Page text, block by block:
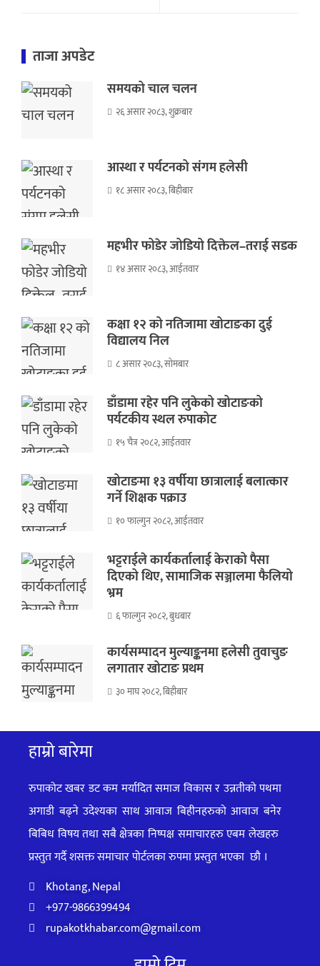
ताजा अपडेट
समयको चाल चलन
२६ असार २०८३, शुक्रबार
आस्था र पर्यटनको संगम हलेसी
१८ असार २०८३, बिहीबार
महभीर फोडेर जोडियो दिक्तेल–तराई सडक
१४ असार २०८३, आईतवार
कक्षा १२ को नतिजामा खोटाङका दुई
विद्यालय निल
८ असार २०८३, सोमबार
डाँडामा रहेर पनि लुकेको खोटाङको
पर्यटकीय स्थल रुपाकोट
१५ चैत्र २०८२, आईतवार
खोटाङमा १३ वर्षीया छात्रालाई बलात्कार
गर्ने शिक्षक पक्राउ
१० फाल्गुन २०८२, आईतवार
भट्टराईले कार्यकर्तालाई केराको पैसा
दिएको थिए, सामाजिक सञ्जालमा फैलियो
भ्रम
६ फाल्गुन २०८२, बुधबार
कार्यसम्पादन मुल्याङ्कनमा हलेसी तुवाचुङ
लगातार खोटाङ प्रथम
३० माघ २०८२, बिहीबार
हाम्रो बारेमा
रुपाकोट खबर डट कम मर्यादित समाज विकास र उन्नतीको पथमा
अगाडी बढ्ने उदेश्यका साथ आवाज बिहीनहरुको आवाज बनेर
बिबिध विषय तथा सबै क्षेत्रका निष्पक्ष समाचारहरु एबम लेखहरु
प्रस्तुत गर्दै शसक्त समाचार पोर्टलका रुपमा प्रस्तुतभएका छौ ।
Khotang, Nepal
+977-9866399494
rupakotkhabar.com@gmail.com